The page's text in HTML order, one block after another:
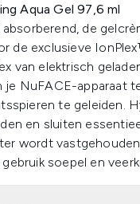
Aqua Gel 97,6 ml
de
de exclusieve
van elektrisch
je NuFACE-apparaat
te geleiden.
en sluiten
wordt
soepel en